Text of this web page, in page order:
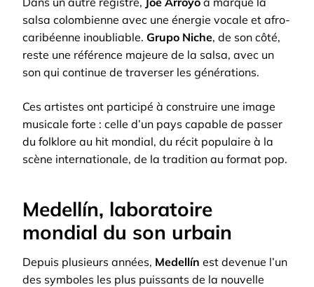
salsa colombienne avec une énergie vocale et afro-
caribéenne inoubliable. Grupo Niche, de son côté,
reste une référence majeure de la salsa, avec un
son qui continue de traverser les générations.
Ces artistes ont participé à construire une image
musicale forte : celle d’un pays capable de passer
du folklore au hit mondial, du récit populaire à la
scène internationale, de la tradition au format pop.
Medellín, laboratoire
mondial du son urbain
Depuis plusieurs années, Medellín est devenue l’un
des symboles les plus puissants de la nouvelle